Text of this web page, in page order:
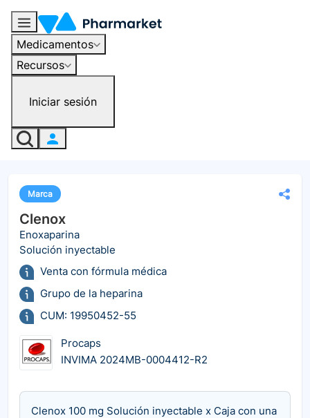
Medicamentos
Recursos
Iniciar sesión
Marca
Clenox
Enoxaparina
Solución inyectable
Venta con fórmula médica
Grupo de la heparina
CUM: 19950452-55
Procaps
INVIMA 2024MB-0004412-R2
Clenox 100 mg Solución inyectable x Caja con una